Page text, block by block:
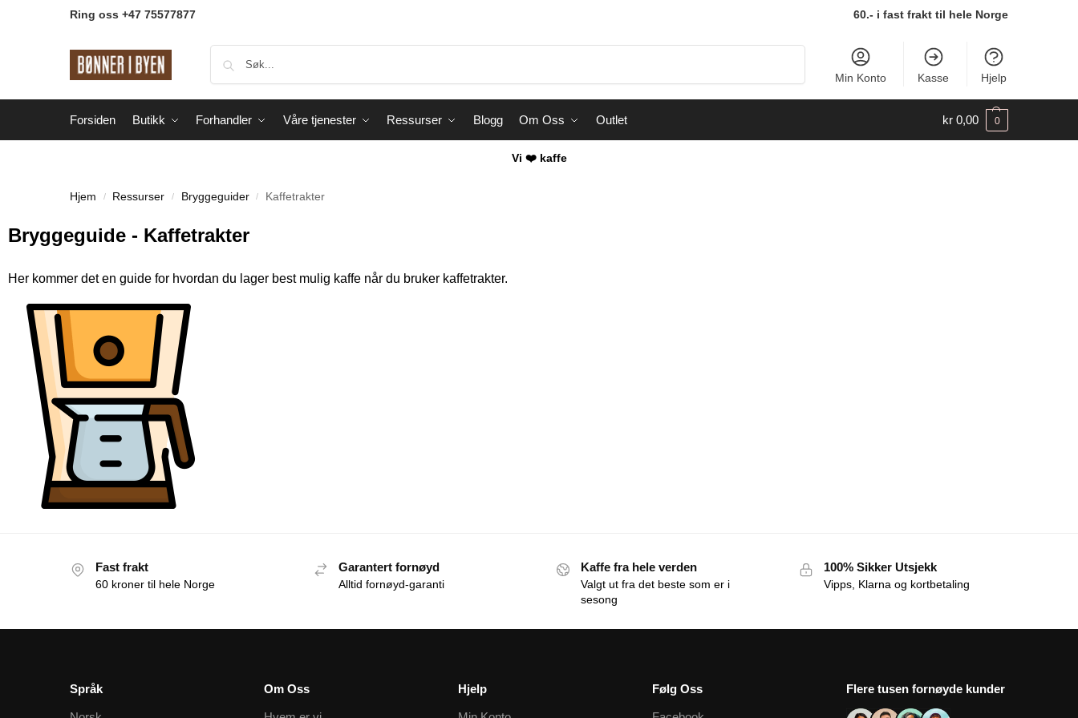
Ring oss +47 75577877 60.- i fast frakt til hele Norge
Min Konto Kasse Hjelp
Forsiden Butikk Forhandler Våre tjenester Ressurser Blogg Om Oss Outlet kr 0,00 0
Vi ❤️ kaffe
Hjem / Ressurser / Bryggeguider / Kaffetrakter
Bryggeguide - Kaffetrakter
Her kommer det en guide for hvordan du lager best mulig kaffe når du bruker kaffetrakter.
Fast frakt
60 kroner til hele Norge
Garantert fornøyd
Alltid fornøyd-garanti
Kaffe fra hele verden
Valgt ut fra det beste som er i
sesong
100% Sikker Utsjekk
Vipps, Klarna og kortbetaling
Språk Om Oss Hjelp Følg Oss Flere tusen fornøyde kunder